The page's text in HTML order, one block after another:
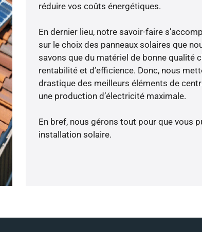
réduire vos coûts énergétiques.
En dernier lieu, notre savoir-faire
sur le choix des panneaux solaires que
savons que du matériel de bonne qualité
rentabilité et d’efficience. Donc, nous
drastique des meilleurs éléments de
une production d’électricité maximale.
En bref, nous gérons tout pour que vous
installation solaire.